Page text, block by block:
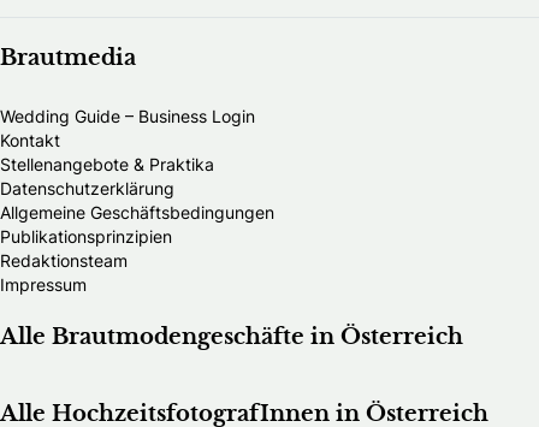
Brautmedia
Wedding Guide – Business Login
Kontakt
Stellenangebote & Praktika
Datenschutzerklärung
Allgemeine Geschäftsbedingungen
Publikationsprinzipien
Redaktionsteam
Impressum
Alle Brautmodengeschäfte in Österreich
Alle HochzeitsfotografInnen in Österreich